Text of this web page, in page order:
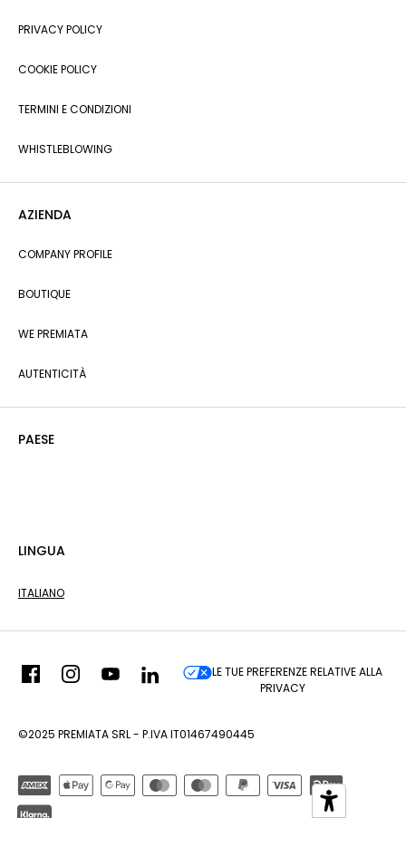
PRIVACY POLICY
COOKIE POLICY
TERMINI E CONDIZIONI
WHISTLEBLOWING
AZIENDA
COMPANY PROFILE
BOUTIQUE
WE PREMIATA
AUTENTICITÀ
PAESE
LINGUA
ITALIANO
LE TUE PREFERENZE RELATIVE ALLA
PRIVACY
©2025 PREMIATA SRL - P.IVA IT01467490445